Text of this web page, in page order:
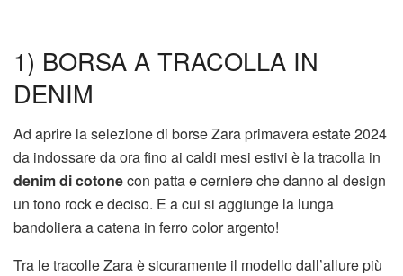
1) BORSA A TRACOLLA IN
DENIM
Ad aprire la selezione di borse Zara primavera estate 2024
da indossare da ora fino ai caldi mesi estivi è la tracolla in
denim di cotonecon patta e cerniere che danno al design
un tono rock e deciso. E a cui si aggiunge la lunga
bandoliera a catena in ferro color argento!
Tra le tracolle Zara è sicuramente il modello dall’allure più